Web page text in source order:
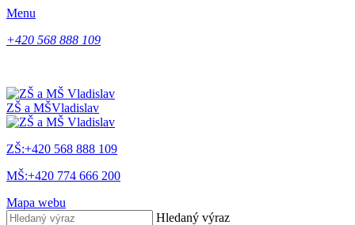
Menu
+420 568 888 109
ZŠ a MŠVladislav
ZŠ:+420 568 888 109
MŠ:+420 774 666 200
Mapa webu
Hledaný výraz